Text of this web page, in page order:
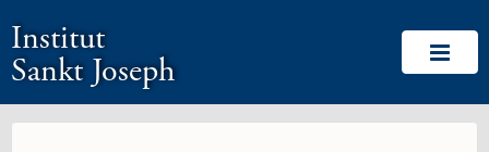
menu
over
og
gå
til
tilbage
forsiden
vores
guide
for
tilgængelighed
Os
1.1:
Velkommen!
1.2:
Medlemskaber
1.3:
Værdigrundlag
1.4:
Institut
Sankt Joseph